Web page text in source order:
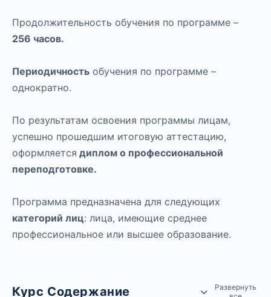
Продолжительность обучения по программе –
256 часов.
Периодичность обучения по программе –
однократно.
По результатам освоения программы лицам,
успешно прошедшим итоговую аттестацию,
оформляется диплом о профессиональной
переподготовке.
Программа предназначена для следующих
категорий лиц: лица, имеющие среднее
профессиональное или высшее образование.
Курс Содержание
Развернуть